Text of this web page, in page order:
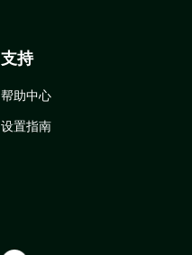
支持
帮助中心
设置指南